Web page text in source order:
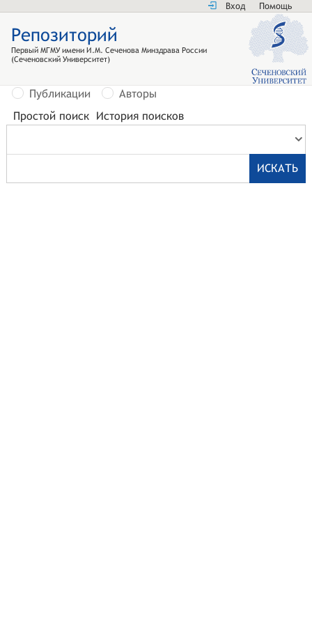
Вход Помощь
Репозиторий
Первый МГМУ имени И.М. Сеченова Минздрава России
(Сеченовский Университет)
Публикации
Авторы
Простой поиск История поисков